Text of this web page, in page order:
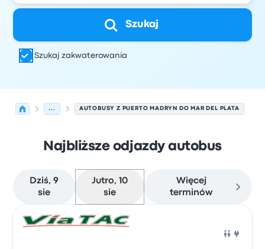
Szukaj
Szukaj zakwaterowania
... AUTOBUSY Z PUERTO MADRYN DO MAR DEL PLATA
Najbliższe odjazdy autobus
Dziś, 9
sie
Jutro, 10
sie
Więcej
terminów